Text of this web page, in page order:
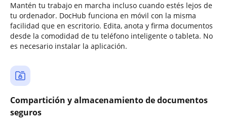
Mantén tu trabajo en marcha incluso cuando estés lejos de
tu ordenador. DocHub funciona en móvil con la misma
facilidad que en escritorio. Edita, anota y firma documentos
desde la comodidad de tu teléfono inteligente o tableta. No
es necesario instalar la aplicación.
Compartición y almacenamiento de documentos
seguros